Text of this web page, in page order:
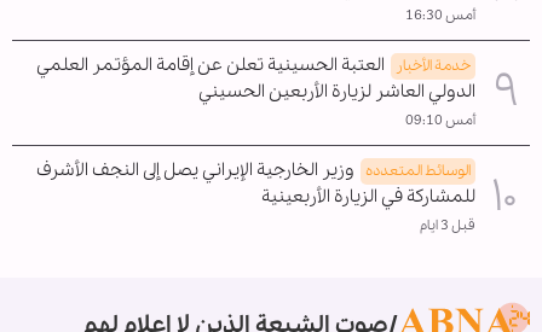
أمس 16:30
خدمة الأخبار
العتبة الحسينية تعلن عن إقامة المؤتمر العلمي
الدولي العاشر لزيارة الأربعين الحسيني
أمس 09:10
الوسائط المتعدده وزير الخارجية الإيراني يصل إلى النجف الأشرف
للمشاركة في الزيارة الأربعينية
قبل 3 ايام